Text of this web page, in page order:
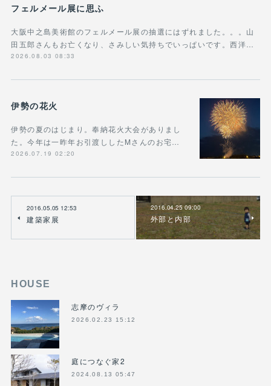
フェルメール展に思ふ
大阪中之島美術館のフェルメール展の抽選にはずれました。。。山
田五郎さんもお亡くなり、さみしい気持ちでいっぱいです。西洋…
2026.08.03 08:33
伊勢の花火
伊勢の夏のはじまり。奉納花火大会がありまし
た。今年は一昨年お引渡ししたMさんのお宅…
2026.07.19 02:20
2016.05.05 12:53
建築家展
2016.04.25 09:00
外部と内部
HOUSE
志摩のヴィラ
2026.02.23 15:12
庭につなぐ家2
2024.08.13 05:47